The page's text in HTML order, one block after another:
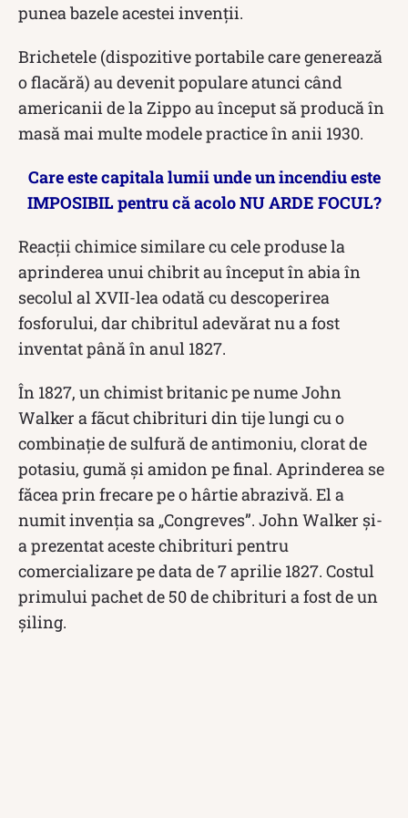
punea bazele acestei invenții.
Brichetele (dispozitive portabile care generează
o flacără) au devenit populare atunci când
americanii de la Zippo au început să producă în
masă mai multe modele practice în anii 1930.
Care este capitala lumii unde un incendiu este
IMPOSIBIL pentru că acolo NU ARDE FOCUL?
Reacţii chimice similare cu cele produse la
aprinderea unui chibrit au început în abia în
secolul al XVII-lea odată cu descoperirea
fosforului, dar chibritul adevărat nu a fost
inventat până în anul 1827.
În 1827, un chimist britanic pe nume John
Walker a fãcut chibrituri din tije lungi cu o
combinaţie de sulfură de antimoniu, clorat de
potasiu, gumă şi amidon pe final. Aprinderea se
făcea prin frecare pe o hârtie abrazivă. El a
numit invenţia sa „Congreves”. John Walker şi-
a prezentat aceste chibrituri pentru
comercializare pe data de 7 aprilie 1827. Costul
primului pachet de 50 de chibrituri a fost de un
şiling.